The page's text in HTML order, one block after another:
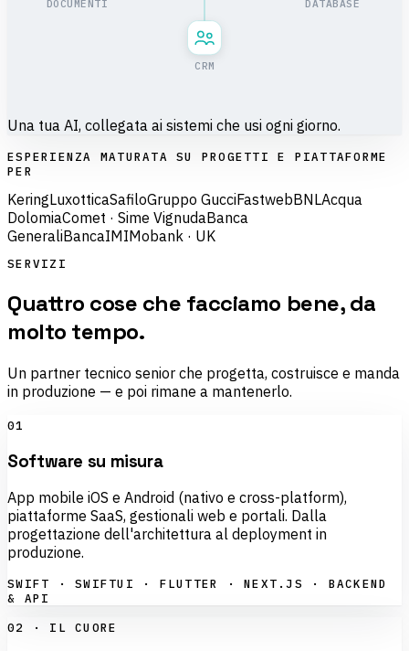
DOCUMENTI DATABASE
CRM
Una tua AI, collegata ai sistemi che usi ogni giorno.
ESPERIENZA MATURATA SU PROGETTI E PIATTAFORME
PER
KeringLuxotticaSafiloGruppo GucciFastwebBNLAcqua
DolomiaComet · Sime VignudaBanca
GeneraliBancaIMIMobank · UK
SERVIZI
Quattro cose che facciamo bene, da
molto tempo.
Un partner tecnico senior che progetta, costruisce e manda
in produzione — e poi rimane a mantenerlo.
01
Software su misura
App mobile iOS e Android (nativo e cross-platform),
piattaforme SaaS, gestionali web e portali. Dalla
progettazione dell'architettura al deployment in
produzione.
SWIFT · SWIFTUI · FLUTTER · NEXT.JS · BACKEND
& API
02 · IL CUORE